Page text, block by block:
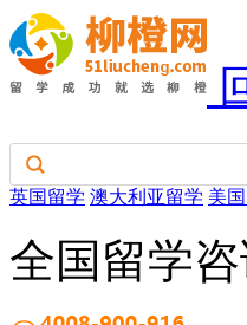
英国留学 澳大利亚留学 美
全国留学